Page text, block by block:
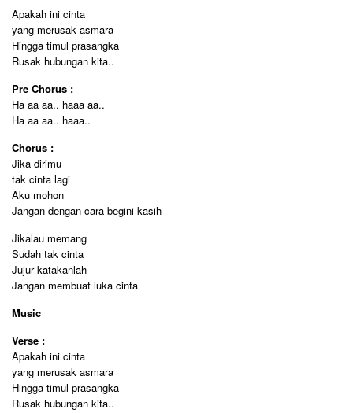
Apakah ini cinta
yang merusak asmara
Hingga timul prasangka
Rusak hubungan kita..
Pre Chorus :
Ha aa aa.. haaa aa..
Ha aa aa.. haaa..
Chorus :
Jika dirimu
tak cinta lagi
Aku mohon
Jangan dengan cara begini kasih
Jikalau memang
Sudah tak cinta
Jujur katakanlah
Jangan membuat luka cinta
Music
Verse :
Apakah ini cinta
yang merusak asmara
Hingga timul prasangka
Rusak hubungan kita..